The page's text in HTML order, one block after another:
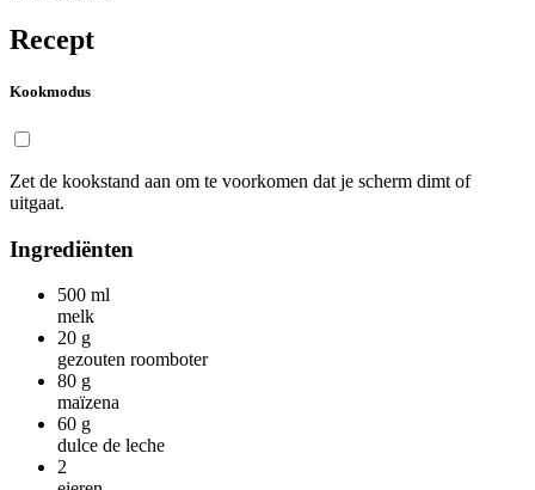
Recept
Kookmodus
Zet de kookstand aan om te voorkomen dat je scherm dimt of
uitgaat.
Ingrediënten
500 ml
melk
20 g
gezouten roomboter
80 g
maïzena
60 g
dulce de leche
2